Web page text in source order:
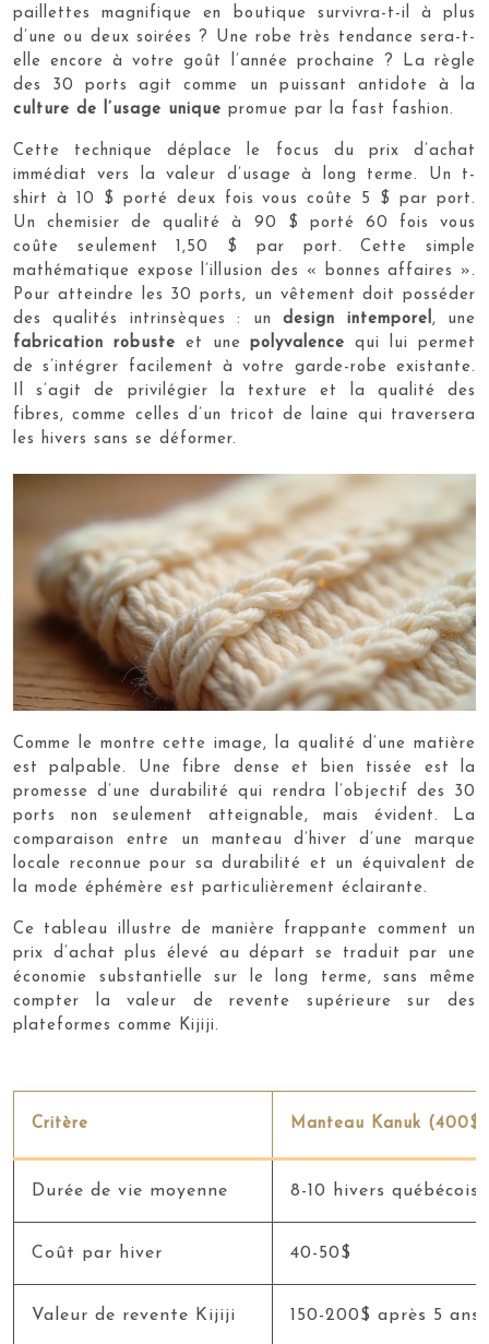
paillettes magnifique en boutique survivra-t-il à plus
d’une ou deux soirées ? Une robe très tendance sera-t-
elle encore à votre goût l’année prochaine ? La règle
des 30 ports agit comme un puissant antidote à la
culture de l’usage unique promue par la fast fashion.
Cette technique déplace le focus du prix d’achat
immédiat vers la valeur d’usage à long terme. Un t-
shirt à 10 $ porté deux fois vous coûte 5 $ par port.
Un chemisier de qualité à 90 $ porté 60 fois vous
coûte seulement 1,50 $ par port. Cette simple
mathématique expose l’illusion des « bonnes affaires ».
Pour atteindre les 30 ports, un vêtement doit posséder
des qualités intrinsèques : undesign intemporel, une
fabrication robuste et unepolyvalence qui lui permet
de s’intégrer facilement à votre garde-robe existante.
Il s’agit de privilégier la texture et la qualité des
fibres, comme celles d’un tricot de laine qui traversera
les hivers sans se déformer.
Comme le montre cette image, la qualité d’une matière
est palpable. Une fibre dense et bien tissée est la
promesse d’une durabilité qui rendra l’objectif des 30
ports non seulement atteignable, mais évident. La
comparaison entre un manteau d’hiver d’une marque
locale reconnue pour sa durabilité et un équivalent de
la mode éphémère est particulièrement éclairante.
Ce tableau illustre de manière frappante comment un
prix d’achat plus élevé au départ se traduit par une
économie substantielle sur le long terme, sans même
compter la valeur de revente supérieure sur des
plateformes comme Kijiji.
Critère Manteau Kanuk (400$)
Durée de vie moyenne 8-10 hivers québécois
Coût par hiver 40-50$
Valeur de revente Kijiji 150-200$ après 5 ans